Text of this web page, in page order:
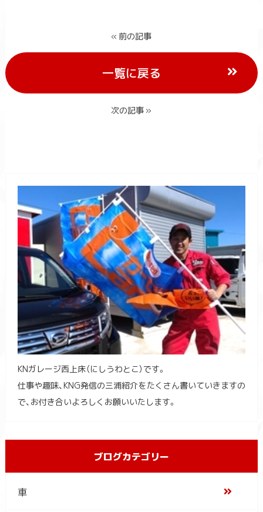
« 前の記事
一覧に戻る
次の記事 »
KNガレージ西上床（にしうわとこ）です。
仕事や趣味、KNG発信の三浦紹介をたくさん書いていきますの
で、お付き合いよろしくお願いいたします。
ブログカテゴリー
車